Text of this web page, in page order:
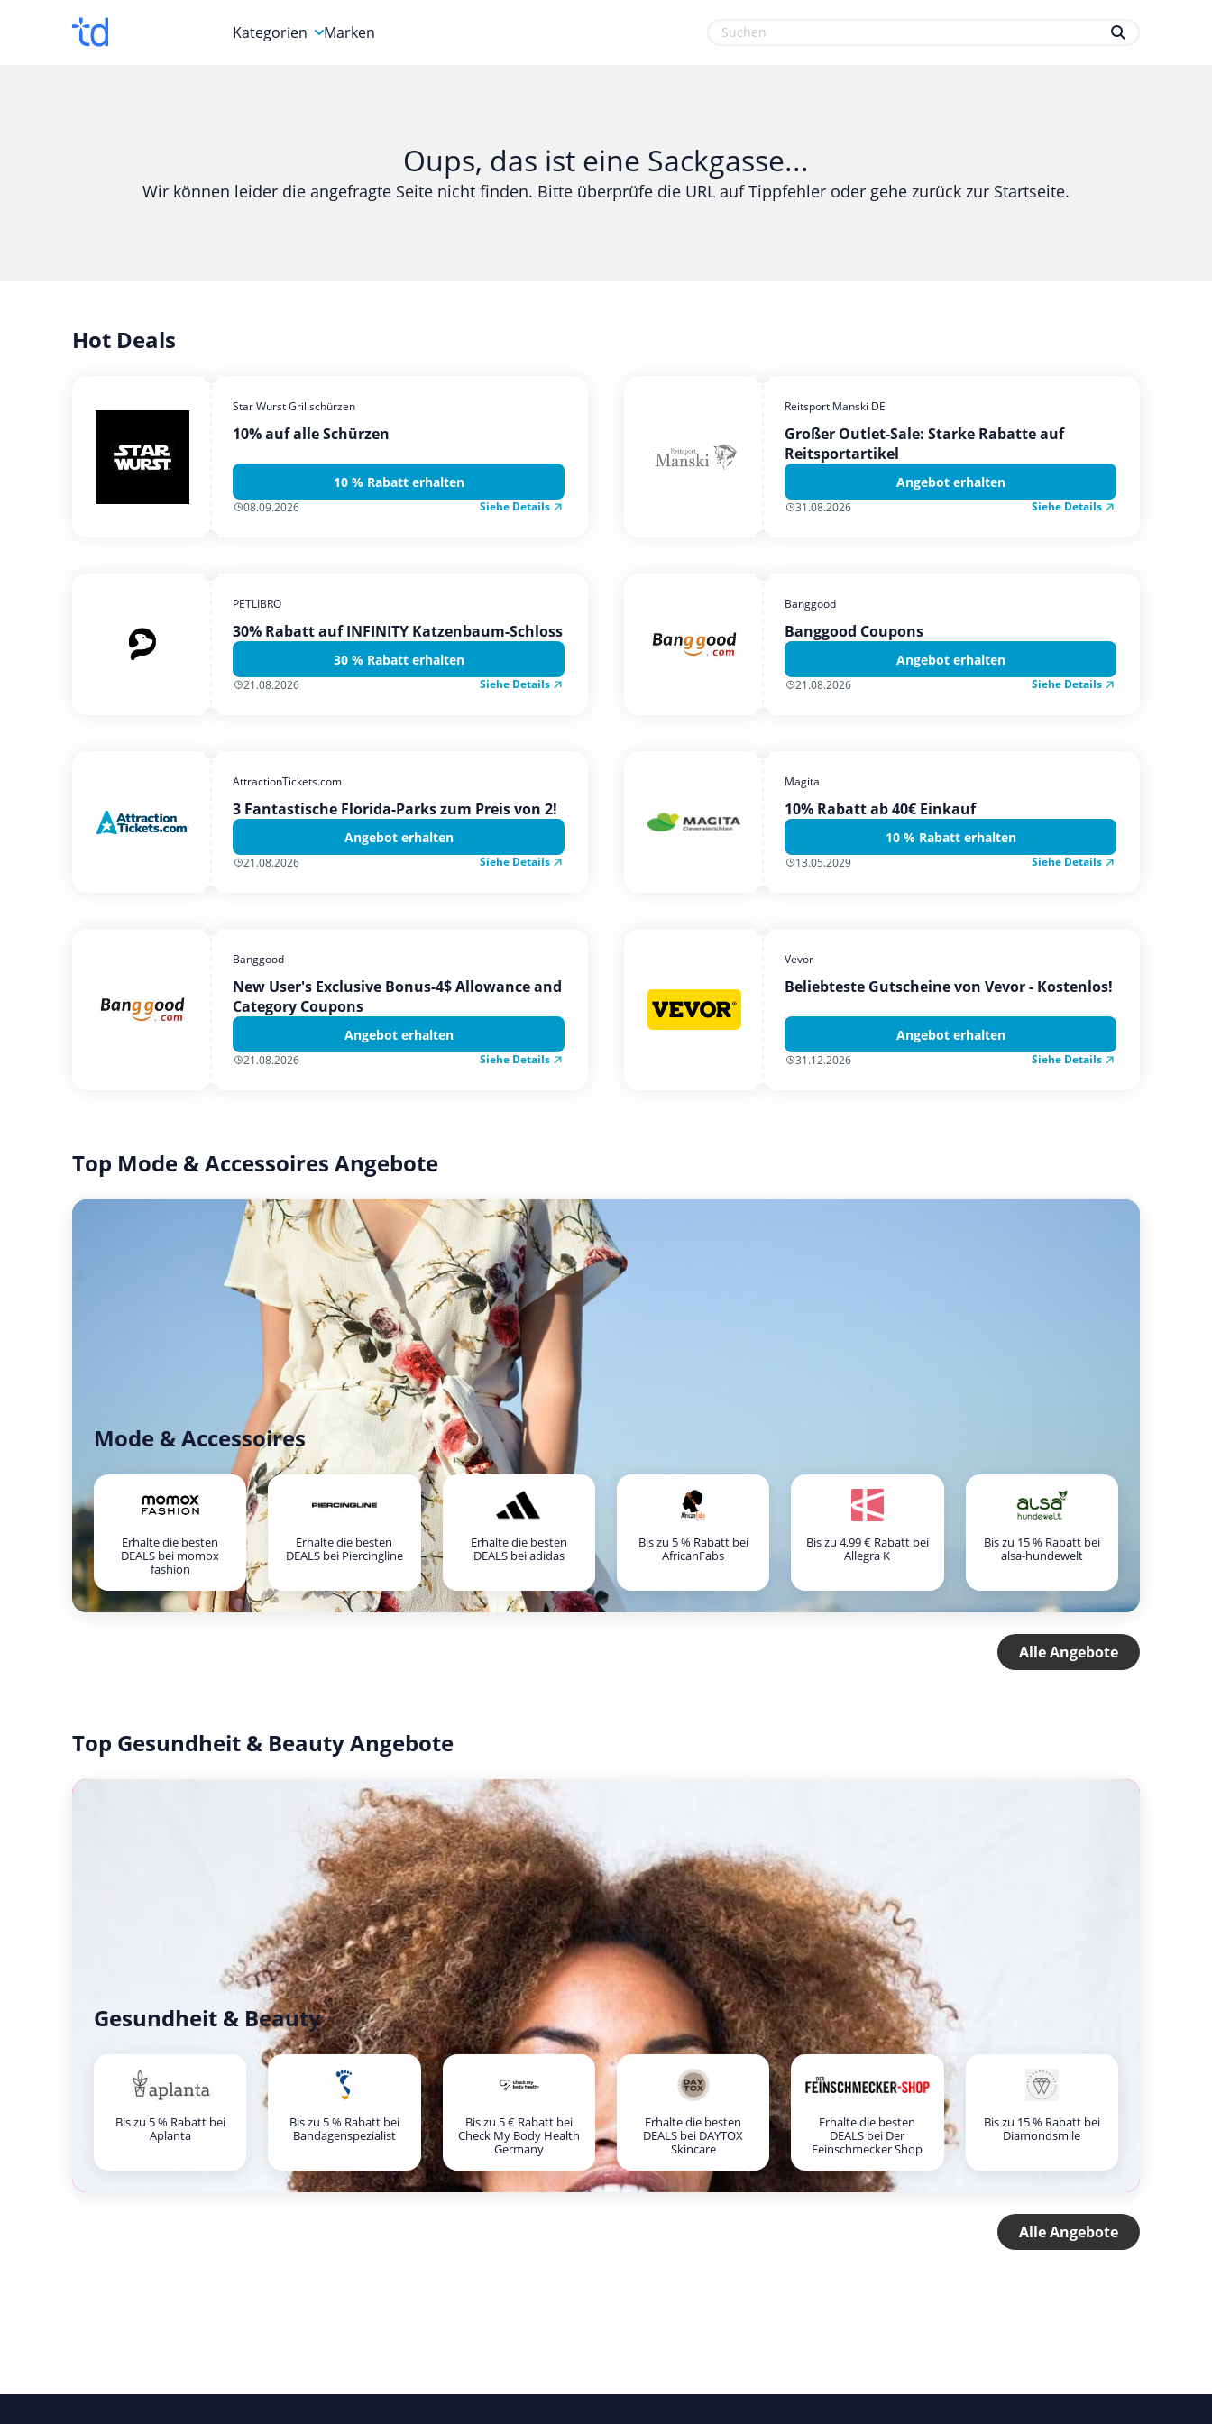
Kategorien
Computer & Elektronik
Gesundheit & Beauty
Mobilfunk & Internet
Marken
Oups, das ist eine Sackgasse...
Wir können leider die angefragte Seite nicht finden. Bitte überprüfe die URL auf Tippfehler oder gehe zurück zur Startseite.
Hot Deals
Star Wurst Grillschürzen
10% auf alle Schürzen
10 % Rabatt erhalten
08.09.2026 Siehe Details
Reitsport Manski DE
Großer Outlet-Sale: Starke Rabatte auf
Reitsportartikel
Angebot erhalten
31.08.2026 Siehe Details
PETLIBRO
30% Rabatt auf INFINITY Katzenbaum-Schloss
30 % Rabatt erhalten
21.08.2026 Siehe Details
Banggood
Banggood Coupons
Angebot erhalten
21.08.2026 Siehe Details
AttractionTickets.com
3 Fantastische Florida-Parks zum Preis von 2!
Angebot erhalten
21.08.2026 Siehe Details
Magita
10% Rabatt ab 40€ Einkauf
10 % Rabatt erhalten
13.05.2029 Siehe Details
Banggood
New User's Exclusive Bonus-4$ Allowance and
Category Coupons
Angebot erhalten
21.08.2026 Siehe Details
Vevor
Beliebteste Gutscheine von Vevor - Kostenlos!
Angebot erhalten
31.12.2026 Siehe Details
Top Mode & Accessoires Angebote
Mode & Accessoires
Erhalte die besten
DEALS bei momox
fashion
Erhalte die besten
DEALS bei Piercingline
Erhalte die besten
DEALS bei adidas
Bis zu 5 % Rabatt bei
AfricanFabs
Bis zu 4,99 € Rabatt bei
Allegra K
Bis zu 15 % Rabatt bei
alsa-hundewelt
Alle Angebote
Top Gesundheit & Beauty Angebote
Gesundheit & Beauty
Bis zu 5 % Rabatt bei
Aplanta
Bis zu 5 % Rabatt bei
Bandagenspezialist
Bis zu 5 € Rabatt bei
Check My Body Health
Germany
Erhalte die besten
DEALS bei DAYTOX
Skincare
Erhalte die besten
DEALS bei Der
Feinschmecker Shop
Bis zu 15 % Rabatt bei
Diamondsmile
Alle Angebote